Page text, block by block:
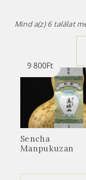
Mind a(z) 6 találat
Sencha
Manpukuzan
9 800Ft